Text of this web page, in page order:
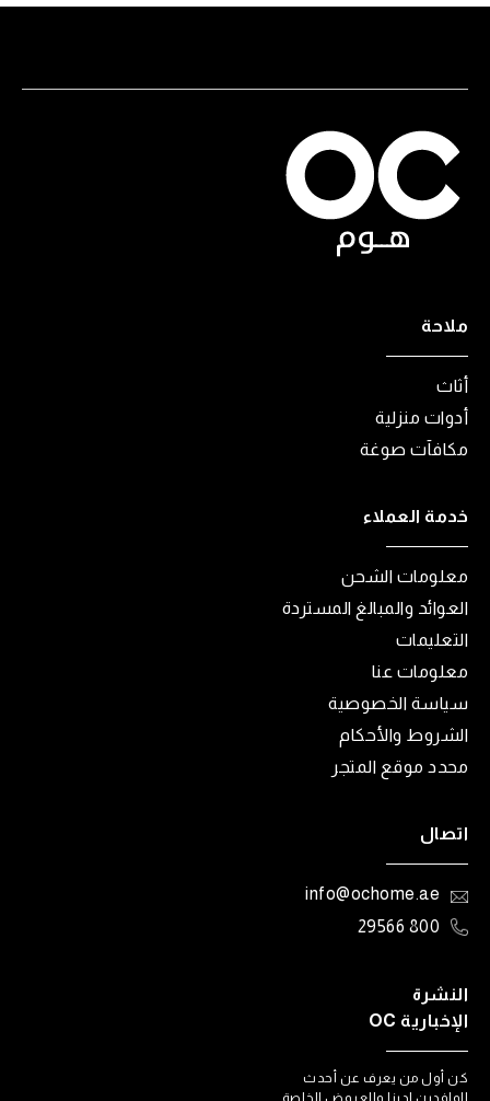
ملاحة
أثاث
أدوات منزلية
مكافآت صوغة
خدمة العملاء
معلومات الشحن
العوائد والمبالغ المستردة
التعليمات
معلومات عنا
سياسة الخصوصية
الشروط والأحكام
محدد موقع المتجر
اتصال
info@ochome.ae
800 29566
النشرة
الإخبارية OC
كن أول من يعرف عن أحدث
الوافدين لدينا والعروض الخاصة